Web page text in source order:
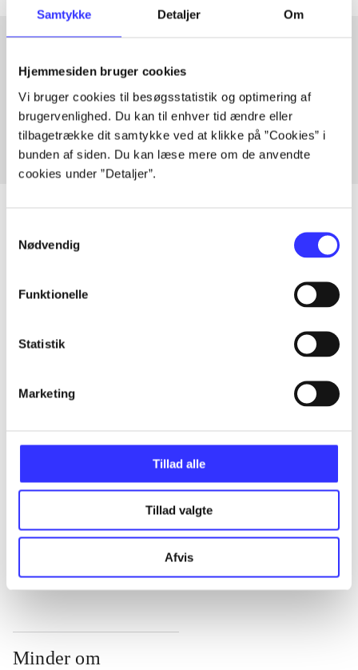
Samtykke Detaljer Om
Hjemmesiden bruger cookies
Vi bruger cookies til besøgsstatistik og optimering af
brugervenlighed. Du kan til enhver tid ændre eller
tilbagetrække dit samtykke ved at klikke på ”Cookies” i
bunden af siden. Du kan læse mere om de anvendte
cookies under ”Detaljer”.
Nødvendig
Funktionelle
Statistik
Marketing
Tillad alle
Tillad valgte
Afvis
Artikler med samme emner
Fra
...
...
Minder om